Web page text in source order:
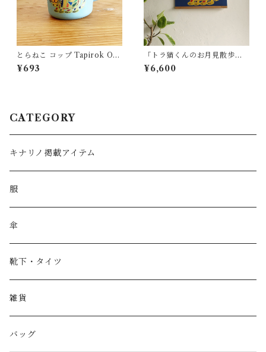
とらねこ コップ Tapirok OK
UYAMA YU タピロク 奥山優
環境にやさしいエコ素材 バン
¥693
「トラ猫くんのお月見散歩」
Tapirok YU OKUYAMA
¥6,600
CATEGORY
キナリノ掲載アイテム
服
傘
靴下・タイツ
雑貨
バッグ